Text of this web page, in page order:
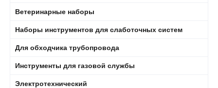
Ветеринарные наборы
Наборы инструментов для слаботочных систем
Для обходчика трубопровода
Инструменты для газовой службы
Электротехнический